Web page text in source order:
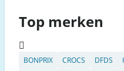
Top merken
BONPRIX CROCS DFDS